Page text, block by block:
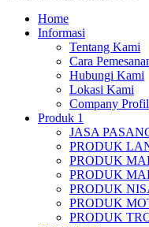
Home
Informasi
Tentang Kami
Cara
Hubungi Kami
Lokasi Kami
Company Profil
Produk 1
JASA
PRODUK
PRODUK
PRODUK
PRODUK
PRODUK
PRODUK